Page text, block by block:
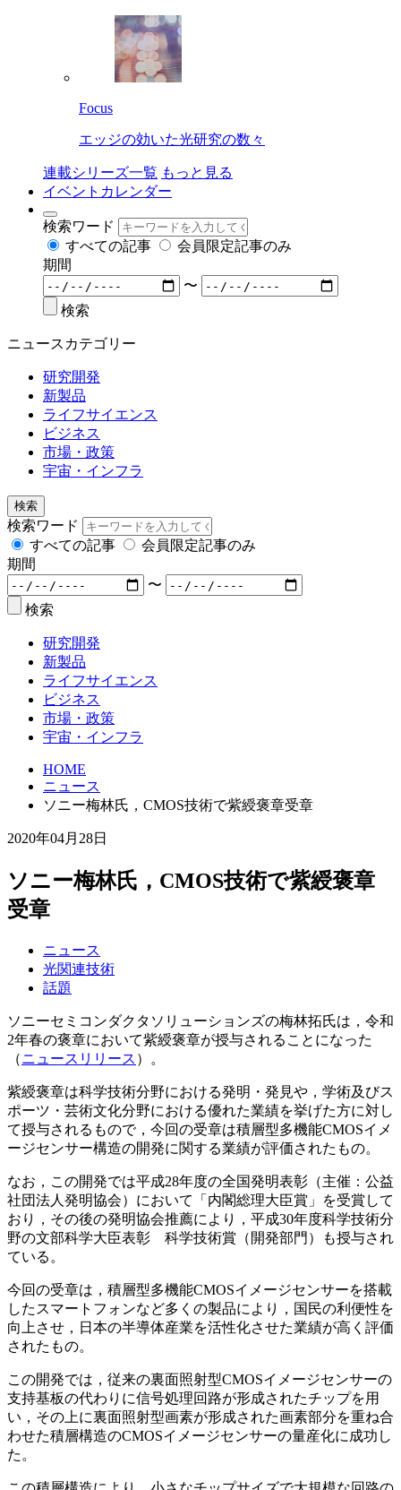
Focus
エッジの効いた光研究の数々
連載シリーズ一覧 もっと見る
イベントカレンダー
検索ワード
すべての記事
会員限定記事のみ
期間
〜
検索
ニュースカテゴリー
研究開発
新製品
ライフサイエンス
ビジネス
市場・政策
宇宙・インフラ
検索
検索ワード
すべての記事
会員限定記事のみ
期間
〜
検索
研究開発
新製品
ライフサイエンス
ビジネス
市場・政策
宇宙・インフラ
HOME
ニュース
ソニー梅林氏，CMOS技術で紫綬褒章受章
2020年04月28日
ソニー梅林氏，CMOS技術で紫綬褒章
受章
ニュース
光関連技術
話題
ソニーセミコンダクタソリューションズの梅林拓氏は，令和
2年春の褒章において紫綬褒章が授与されることになった
（ニュースリリース ）。
紫綬褒章は科学技術分野における発明・発見や，学術及びス
ポーツ・芸術文化分野における優れた業績を挙げた方に対し
て授与されるもので，今回の受章は積層型多機能CMOSイメ
ージセンサー構造の開発に関する業績が評価されたもの。
なお，この開発では平成28年度の全国発明表彰（主催：公益
社団法人発明協会）において「内閣総理大臣賞」を受賞して
おり，その後の発明協会推薦により，平成30年度科学技術分
野の文部科学大臣表彰 科学技術賞（開発部門）も授与され
ている。
今回の受章は，積層型多機能CMOSイメージセンサーを搭載
したスマートフォンなど多くの製品により，国民の利便性を
向上させ，日本の半導体産業を活性化させた業績が高く評価
されたもの。
この開発では，従来の裏面照射型CMOSイメージセンサーの
支持基板の代わりに信号処理回路が形成されたチップを用
い，その上に裏面照射型画素が形成された画素部分を重ね合
わせた積層構造のCMOSイメージセンサーの量産化に成功し
た。